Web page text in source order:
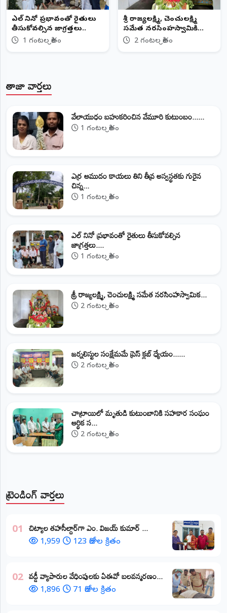
ట్రెండింగ్ వార్తలు
01 ​చిట్యాల తహసీల్దార్‌గా ఎం. విజయ్ కుమార్ ...
1,959 123 రోజుల క్రితం
02 వడ్డీ వ్యాపారుల వేధింపులకు ఏఈవో బలవన్మరణం...
1,896 71 రోజుల క్రితం
ఎల్ నినో ప్రభావంతో రైతులు
తీసుకోవల్సిన జాగ్రత్తలు..
1 గంటల క్రితం
శ్రీ రాజ్యలక్ష్మి, చెంచులక్ష్మి
సమేత నరసింహస్వామికి
శాకాంబరి అలంకరణ
2 గంటల క్రితం
తాజా వార్తలు
వేలాయుధం బహుకరించిన వేమూరి కుటుంబం......
1 గంటల క్రితం
ఎర్ర ఆముదం కాయలు తిని తీవ్ర అస్వస్థతకు గురైన
చిన్న...
1 గంటల క్రితం
ఎల్ నినో ప్రభావంతో రైతులు తీసుకోవల్సిన
జాగ్రత్తలు....
1 గంటల క్రితం
శ్రీ రాజ్యలక్ష్మి, చెంచులక్ష్మి సమేత నరసింహస్వామిక...
2 గంటల క్రితం
జర్నలిస్టుల సంక్షేమమే ప్రెస్ క్లబ్ ధ్యేయం......
2 గంటల క్రితం
చాట్రాయిలో మృతుడి కుటుంబానికి సహకార సంఘం
ఆర్థిక స...
2 గంటల క్రితం